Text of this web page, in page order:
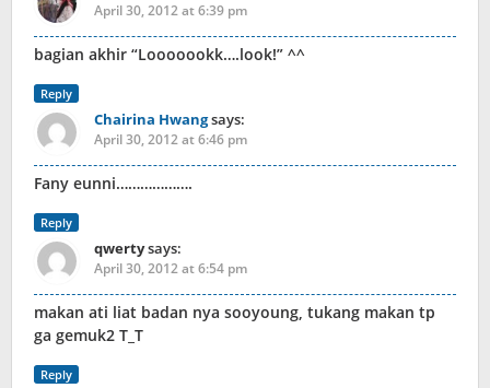
April 30, 2012 at 6:39 pm
bagian akhir “Looooookk….look!” ^^
Reply
Chairina Hwangsays:
April 30, 2012 at 6:46 pm
Fany eunni……………….
Reply
qwertysays:
April 30, 2012 at 6:54 pm
makan ati liat badan nya sooyoung, tukang makan tp
ga gemuk2 T_T
Reply